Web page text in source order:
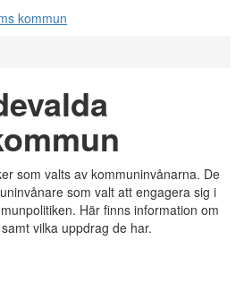
som valts av kommuninvånarna. De
som valt att engagera sig i
Här finns information om
vilka uppdrag de har.